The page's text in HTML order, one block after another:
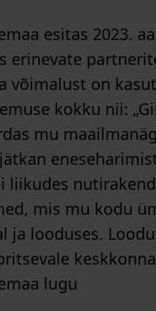
esitas 2023.
erinevate
võimalust on
kokku nii:
mu
liikudes
mis mu kodu
ja looduses.
lugu